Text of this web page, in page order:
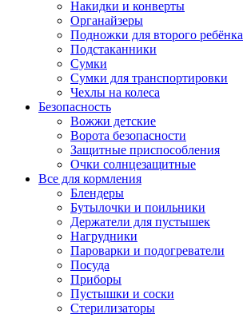
Накидки и конверты
Органайзеры
Подножки для второго ребёнка
Подстаканники
Сумки
Сумки для транспортировки
Чехлы на колеса
Безопасность
Вожжи детские
Ворота безопасности
Защитные приспособления
Очки солнцезащитные
Все для кормления
Блендеры
Бутылочки и поильники
Держатели для пустышек
Нагрудники
Пароварки и подогреватели
Посуда
Приборы
Пустышки и соски
Стерилизаторы